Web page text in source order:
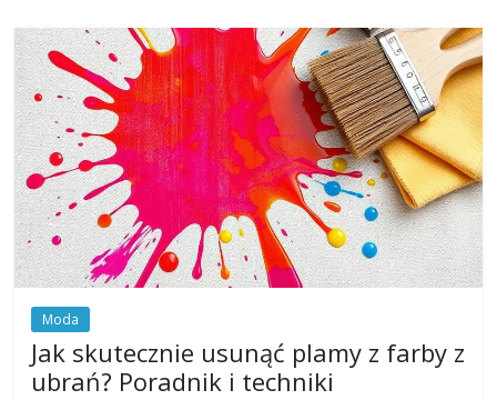
Moda
Jak skutecznie usunąć plamy z farby z
ubrań? Poradnik i techniki